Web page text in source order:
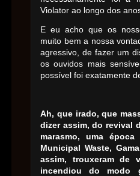
Violator ao longo dos
E eu acho que os
muito bem a nossa
agressivo, de fazer um
os ouvidos mais
possível foi exatamente
Ah, que irado, que
dizer assim, do revival
marasmo, uma
Municipal Waste,
assim, trouxeram de
incendiou do modo